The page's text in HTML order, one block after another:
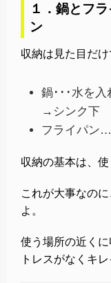
１．鍋とフ
ン
収納は見た目だけ
鍋･･･水を入
→シンク下
フライパン
収納の基本は、
これが大事なの
よ。
使う場所の近く
トレスがなくキ